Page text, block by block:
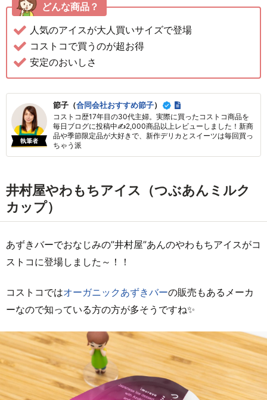
どんな商品？
人気のアイスが大人買いサイズで登場
コストコで買うのが超お得
安定のおいしさ
執筆者
節子（合同会社おすすめ節子）
コストコ歴17年目の30代主婦。実際に買ったコストコ商品を
毎日ブログに投稿中✍2,000商品以上レビューしました！新商
品や季節限定品が大好きで、新作デリカとスイーツは毎回買っ
ちゃう派
井村屋やわもちアイス（つぶあんミルク
カップ）
あずきバーでおなじみの”井村屋”あんのやわもちアイスがコ
ストコに登場しました～！！
コストコではオーガニックあずきバーの販売もあるメーカ
ーなので知っている方の方が多そうですね✨